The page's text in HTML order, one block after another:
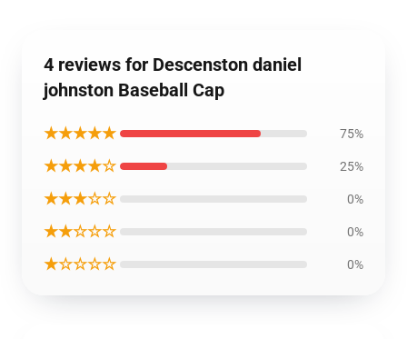
4 reviews for Descenston daniel
johnston Baseball Cap
★★★★★ 75%
★★★★☆ 25%
★★★☆☆ 0%
★★☆☆☆ 0%
★☆☆☆☆ 0%